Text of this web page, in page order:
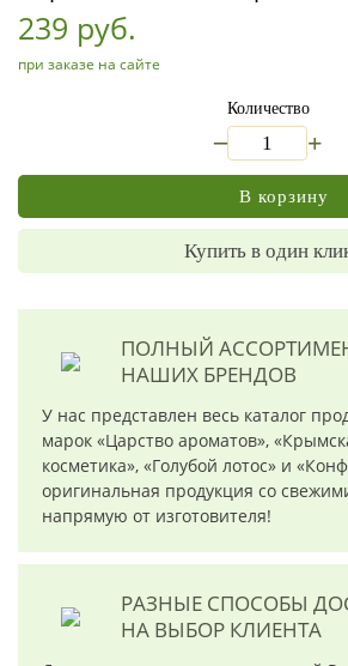
239 руб.
при заказе на сайте
Количество
+
В корзину
Купить в один
ПОЛНЫЙ
НАШИХ БРЕНДОВ
У нас представлен весь каталог
марок «Царство ароматов»,
косметика», «Голубой лотос» и
оригинальная продукция со
напрямую от изготовителя!
РАЗНЫЕ СПОСОБЫ
НА ВЫБОР КЛИЕНТА